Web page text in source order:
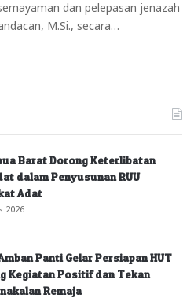
dan pelepasan jenazah
M.Si., secara…
Barat Dorong Keterlibatan
dalam Penyusunan RUU
Adat
2026
Panti Gelar Persiapan HUT
Kegiatan Positif dan Tekan
Remaja